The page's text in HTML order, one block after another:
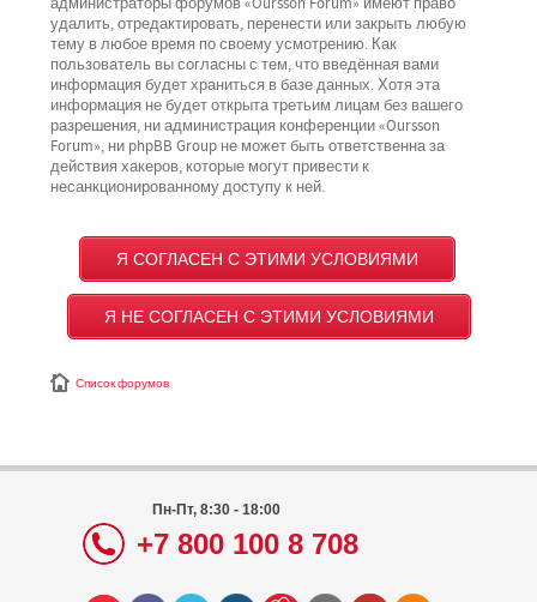
удалить, отредактировать, перенести или закрыть любую
тему в любое время по своему усмотрению. Как
пользователь вы согласны с тем, что введённая вами
информация будет храниться в базе данных. Хотя эта
информация не будет открыта третьим лицам без вашего
разрешения, ни администрация конференции «Oursson
Forum», ни phpBB Group не может быть ответственна за
действия хакеров, которые могут привести к
несанкционированному доступу к ней.
Список форумов
Пн-Пт, 8:30 - 18:00
+7 800 100 8 708